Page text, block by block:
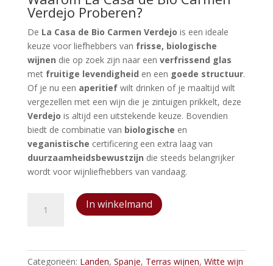
Verdejo Proberen?
De La Casa de Bio Carmen Verdejo is een ideale
keuze voor liefhebbers van frisse, biologische
wijnen die op zoek zijn naar een verfrissend glas
met fruitige levendigheid en een goede structuur.
Of je nu een aperitiefwilt drinken of je maaltijd wilt
vergezellen met een wijn die je zintuigen prikkelt, deze
Verdejo is altijd een uitstekende keuze. Bovendien
biedt de combinatie van biologische en
veganistische certificering een extra laag van
duurzaamheidsbewustzijn die steeds belangrijker
wordt voor wijnliefhebbers van vandaag.
Casa
In winkelmand
Categorieën: Landen, Spanje, Terras wijnen, Witte wijn